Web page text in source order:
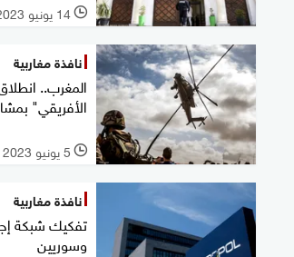
l 14 يونيو 2023
نافذة مغاربية
المغرب..
الأفريقي"
l 5 يونيو 2023
نافذة مغاربية
تفكيك شبكة
وسوريين